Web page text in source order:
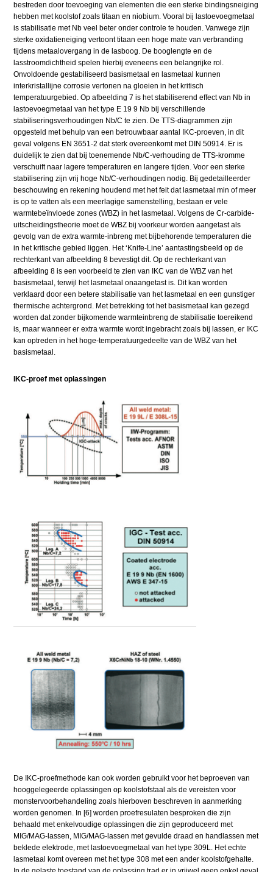
bestreden door toevoeging van elementen die een sterke bindingsneiging
hebben met koolstof zoals titaan en niobium. Vooral bij lastoevoegmetaal
is stabilisatie met Nb veel beter onder controle te houden. Vanwege zijn
sterke oxidatieneiging vertoont titaan een hoge mate van verbranding
tijdens metaalovergang in de lasboog. De booglengte en de
lasstroomdichtheid spelen hierbij eveneens een belangrijke rol.
Onvoldoende gestabiliseerd basismetaal en lasmetaal kunnen
interkristallijne corrosie vertonen na gloeien in het kritisch
temperatuurgebied. Op afbeelding 7 is het stabiliserend effect van Nb in
lastoevoegmetaal van het type E 19 9 Nb bij verschillende
stabiliseringsverhoudingen Nb/C te zien. De TTS-diagrammen zijn
opgesteld met behulp van een betrouwbaar aantal IKC-proeven, in dit
geval volgens EN 3651-2 dat sterk overeenkomt met DIN 50914. Er is
duidelijk te zien dat bij toenemende Nb/C-verhouding de TTS-kromme
verschuift naar lagere temperaturen en langere tijden. Voor een sterke
stabilisering zijn vrij hoge Nb/C-verhoudingen nodig. Bij gedetailleerder
beschouwing en rekening houdend met het feit dat lasmetaal min of meer
is op te vatten als een meerlagige samenstelling, bestaan er vele
warmtebeïnvloede zones (WBZ) in het lasmetaal. Volgens de Cr-carbide-
uitscheidingstheorie moet de WBZ bij voorkeur worden aangetast als
gevolg van de extra warmte-inbreng met bijbehorende temperaturen die
in het kritische gebied liggen. Het ‘Knife-Line’ aantastingsbeeld op de
rechterkant van afbeelding 8 bevestigt dit. Op de rechterkant van
afbeelding 8 is een voorbeeld te zien van IKC van de WBZ van het
basismetaal, terwijl het lasmetaal onaangetast is. Dit kan worden
verklaard door een betere stabilisatie van het lasmetaal en een gunstiger
thermische achtergrond. Met betrekking tot het basismetaal kan gezegd
worden dat zonder bijkomende warmteinbreng de stabilisatie toereikend
is, maar wanneer er extra warmte wordt ingebracht zoals bij lassen, er IKC
kan optreden in het hoge-temperatuurgedeelte van de WBZ van het
basismetaal.
IKC-proef met oplassingen
De IKC-proefmethode kan ook worden gebruikt voor het beproeven van
hooggelegeerde oplassingen op koolstofstaal als de vereisten voor
monstervoorbehandeling zoals hierboven beschreven in aanmerking
worden genomen. In [6] worden proefresulaten besproken die zijn
behaald met enkelvoudige oplassingen die zijn geproduceerd met
MIG/MAG-lassen, MIG/MAG-lassen met gevulde draad en handlassen met
beklede elektrode, met lastoevoegmetaal van het type 309L. Het echte
lasmetaal komt overeen met het type 308 met een ander koolstofgehalte.